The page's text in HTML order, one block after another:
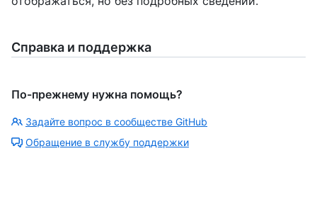
Справка и поддержка
По-прежнему нужна помощь?
Задайте вопрос в сообществе GitHub
Обращение в службу поддержки